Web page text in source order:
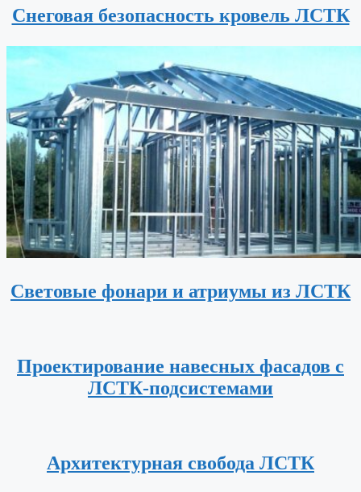
Снеговая безопасность кровель ЛСТК
Световые фонари и атриумы из ЛСТК
Проектирование навесных фасадов с
ЛСТК-подсистемами
Архитектурная свобода ЛСТК